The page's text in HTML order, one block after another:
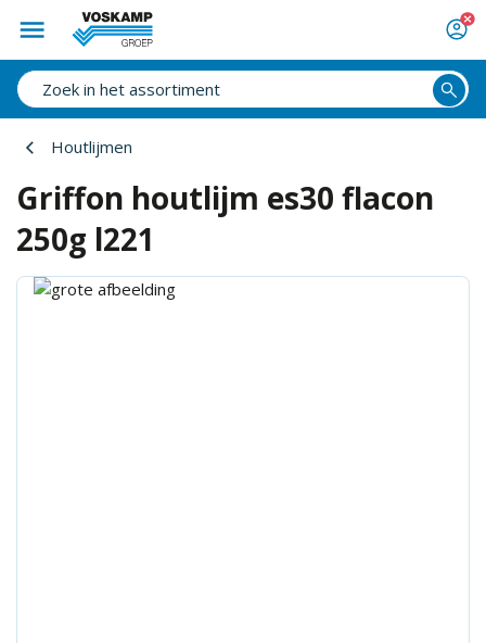
Houtlijmen
Griffon houtlijm es30 flacon
250g l221